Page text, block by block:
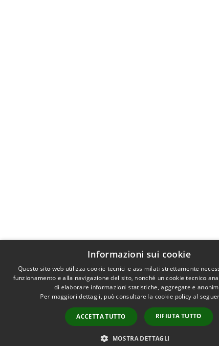
Informazioni sui cookie
Questo sito web utilizza cookie tecnici e assimilati strettamente
funzionamento e alla navigazione del sito, nonché un cookie tecnico
di elaborare informazioni statistiche, aggregate e
Per maggiori dettagli, può consultare la cookie policy al
ACCETTA TUTTO RIFIUTA TUTTO
MOSTRA DETTAGLI